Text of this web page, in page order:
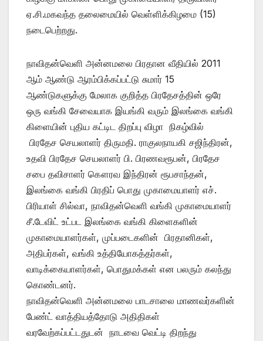
ஏ.சி.மகவந்த தலைமையில் வெள்ளிக்கிழமை (15)
நடைபெற்றது.
நாவிதன்வெளி அன்னமலை பிரதான வீதியில் 2011
ஆம் ஆண்டு ஆரம்பிக்கப்பட்டு சுமார் 15
ஆண்டுகளுக்கு மேலாக குறித்த பிரதேசத்தின் ஒரே
ஒரு வங்கி சேவையாக இயங்கி வரும் இலங்கை வங்கி
கிளையின் புதிய கட்டிட திறப்பு விழா நிகழ்வில்
பிரதேச செயலாளர் திருமதி. ராகுலநாயகி சஜிந்திரன்,
உதவி பிரதேச செயலாளர் பி. பிரணவரூபன், பிரதேச
சபை தவிசாளர் கௌரவ இந்திரன் ரூபசாந்தன்,
இலங்கை வங்கி பிரதிப் பொது முகாமையாளர் எச்.
பிரியாள் சில்வா, நாவிதன்வெளி வங்கி முகாமையாளர்
சீ.டேவிட் உட்பட இலங்கை வங்கி கிளைகளின்
முகாமையாளர்கள், முப்படைகளின் பிரதானிகள்,
அதிபர்கள், வங்கி உத்தியோகத்தர்கள்,
வாடிக்கையாளர்கள், பொதுமக்கள் என பலரும் கலந்து
கொண்டனர்.
நாவிதன்வெளி அன்னமலை பாடசாலை மாணவர்களின்
பேண்ட் வாத்தியத்தோடு அதிதிகள்
வரவேற்கப்பட்டதுடன் நாடவை வெட்டி திறந்து